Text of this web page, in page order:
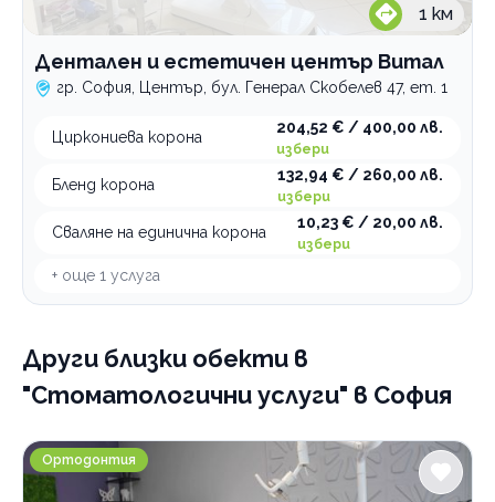
1 км
Дентален и естетичен център Витал
гр. София, Център, бул. Генерал Скобелев 47, ет. 1
Циркониева корона
204,52 € / 400,00 лв.
избери
Бленд корона
132,94 € / 260,00 лв.
избери
Сваляне на единична корона
10,23 € / 20,00 лв.
избери
+ още 1 услуга
Други близки обекти в
"Стоматологични услуги" в София
Ортодонтска клиника OrthoEstet
Ортодонтия